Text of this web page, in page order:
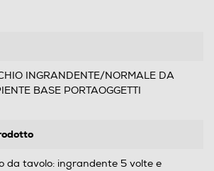
INGRANDENTE/NORMALE DA
BASE PORTAOGGETTI
da tavolo: ingrandente 5 volte e